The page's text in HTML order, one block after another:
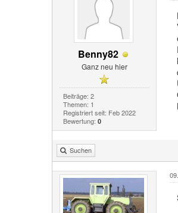
Benny82
Ganz neu hier
Beiträge: 2
Themen: 1
Registriert seit: Feb 2022
Bewertung: 0
Suchen